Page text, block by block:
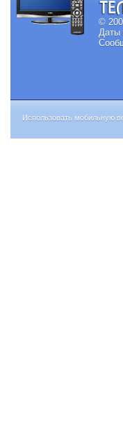
©
Даты
Использовать мобильную